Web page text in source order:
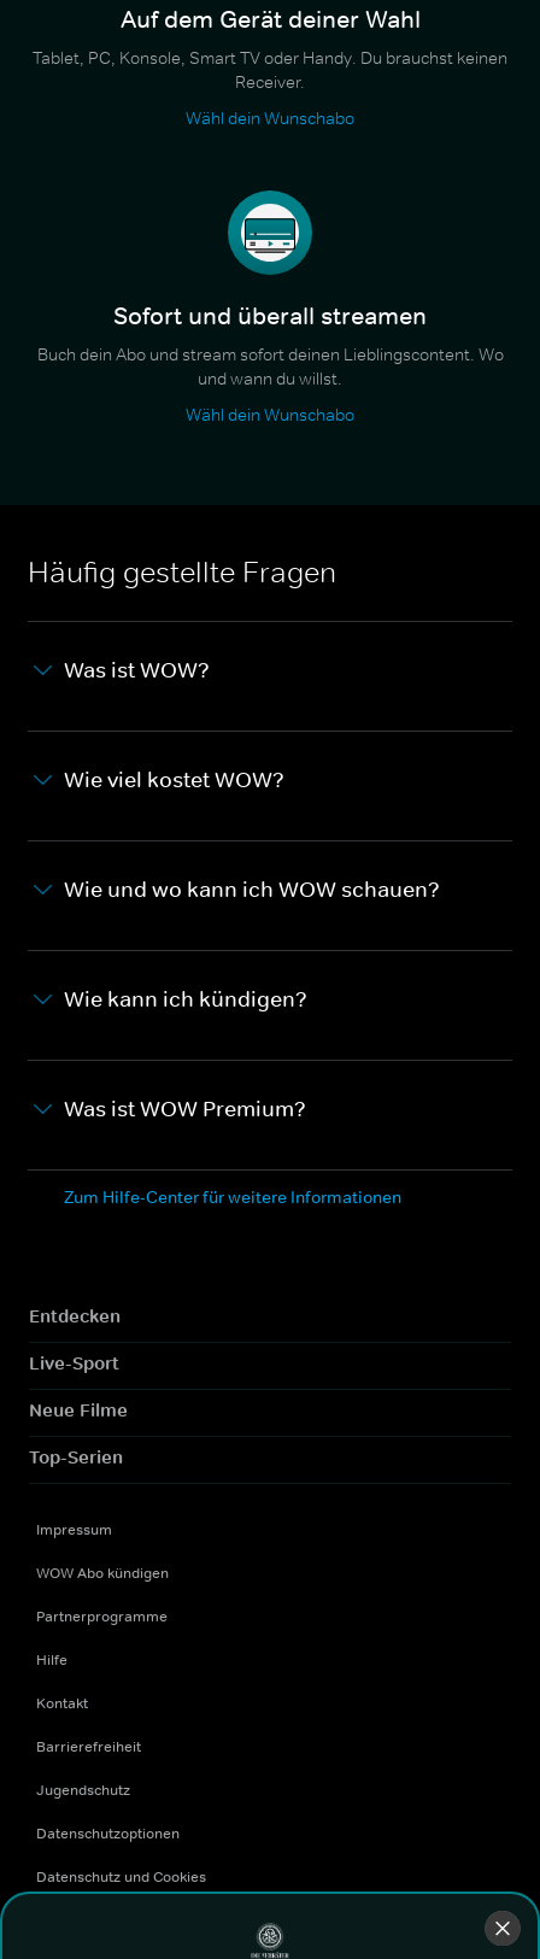
Auf dem Gerät deiner Wahl
Tablet, PC, Konsole, Smart TV oder Handy. Du brauchst keinen
Receiver.
Wähl dein Wunschabo
Sofort und überall streamen
Buch dein Abo und stream sofort deinen Lieblingscontent. Wo
und wann du willst.
Wähl dein Wunschabo
Häufig gestellte Fragen
Was ist WOW?
Wie viel kostet WOW?
Wie und wo kann ich WOW schauen?
Wie kann ich kündigen?
Was ist WOW Premium?
Zum Hilfe-Center für weitere Informationen
Entdecken
Live-Sport
Neue Filme
Top-Serien
Impressum
WOW Abo kündigen
Partnerprogramme
Hilfe
Kontakt
Barrierefreiheit
Jugendschutz
Datenschutzoptionen
Datenschutz und Cookies
Allgemeine Geschäftsbedingungen